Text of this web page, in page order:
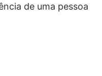
de uma pessoa